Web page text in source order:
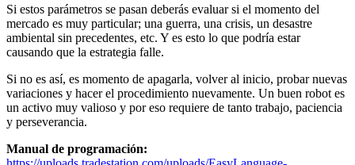
Si estos parámetros se pasan deberás evaluar si el momento del
mercado es muy particular; una guerra, una crisis, un desastre
ambiental sin precedentes, etc. Y es esto lo que podría estar
causando que la estrategia falle.
Si no es así, es momento de apagarla, volver al inicio, probar nuevas
variaciones y hacer el procedimiento nuevamente. Un buen robot es
un activo muy valioso y por eso requiere de tanto trabajo, paciencia
y perseverancia.
Manual de programación: